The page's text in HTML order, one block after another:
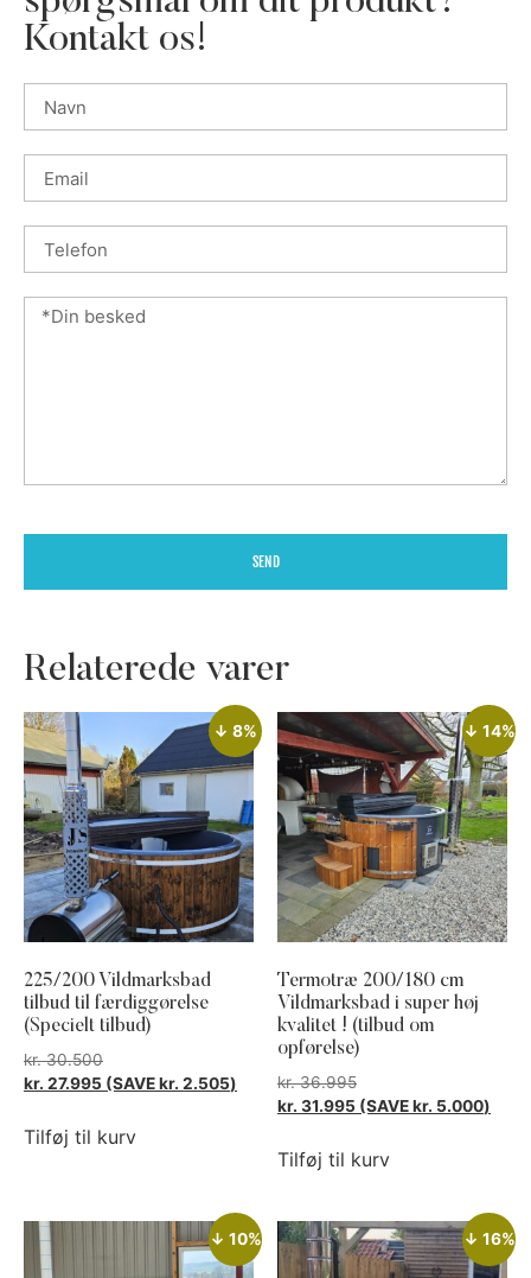
Kontakt os!
SEND
Relaterede varer
↓ 8%
225/200 Vildmarksbad
tilbud til færdiggørelse
(Specielt tilbud)
kr.30.500
kr. 27.995 (SAVEkr. 2.505)
Tilføj til kurv
↓ 14%
Termotræ 200/180 cm
Vildmarksbad i super høj
kvalitet ! (tilbud om
opførelse)
kr.36.995
kr. 31.995 (SAVEkr. 5.000)
Tilføj til kurv
↓ 10% ↓ 16%